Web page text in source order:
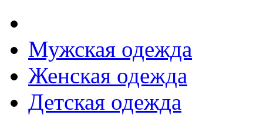
Мужская одежда
Женская одежда
Детская одежда